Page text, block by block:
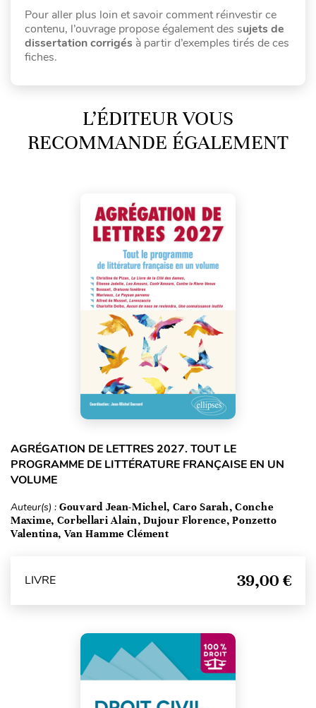
Pour aller plus loin et savoir comment réinvestir ce
contenu, l’ouvrage propose également des sujets de
dissertation corrigés à partir d’exemples tirés de ces
fiches.
L’ÉDITEUR VOUS
RECOMMANDE ÉGALEMENT
AGRÉGATION DE LETTRES 2027. TOUT LE
PROGRAMME DE LITTÉRATURE FRANÇAISE EN UN
VOLUME
Auteur(s) : Gouvard Jean-Michel, Caro Sarah, Conche
Maxime, Corbellari Alain, Dujour Florence, Ponzetto
Valentina, Van Hamme Clément
LIVRE 39,00 €